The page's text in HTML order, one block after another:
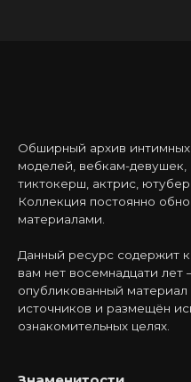
Обширный архив
моделей, вебкам-девушек,
тиктокерш, актрис,
Коллекция постоянно
материалами.
Данный ресурс содержит
вам нет восемнадцати лет
опубликованный
источников и размещён
ознакомительных целях.